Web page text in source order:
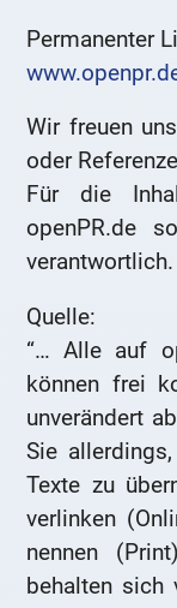
Permanenter
Wir freuen
oder
Für die
openPR.de
verantwortlich.
Quelle:
“… Alle auf
können frei
unverändert
Sie
Texte zu
verlinken
nennen
behalten sich